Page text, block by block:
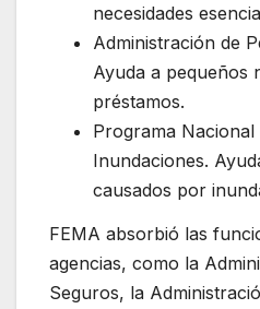
necesidades
Administración de
Ayuda a pequeños
préstamos.
Programa Nacional
Inundaciones.
causados por
FEMA absorbió las
agencias, como la
Seguros, la